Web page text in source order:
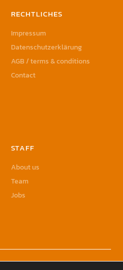
RECHTLICHES
Impressum
Datenschutzerklärung
AGB / terms & conditions
Contact
STAFF
About us
Team
Jobs